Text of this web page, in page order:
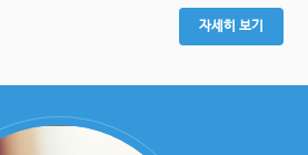
자세히 보기